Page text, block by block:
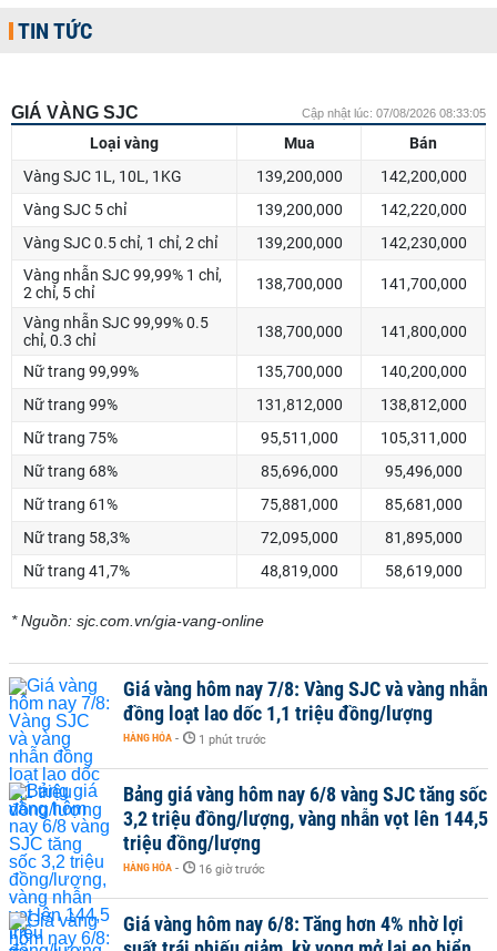
TIN TỨC
GIÁ VÀNG SJC Cập nhật lúc: 07/08/2026 08:33:05
Loại vàng Mua
Bán
Vàng SJC 1L, 10L, 1KG
139,200,000
142,200,000
Vàng SJC 5 chỉ
139,200,000
142,220,000
Vàng SJC 0.5 chỉ, 1 chỉ, 2 chỉ
139,200,000
142,230,000
Vàng nhẫn SJC 99,99% 1 chỉ,
2 chỉ, 5 chỉ
138,700,000 141,700,000
Vàng nhẫn SJC 99,99% 0.5
chỉ, 0.3 chỉ
138,700,000 141,800,000
Nữ trang 99,99% 135,700,000
140,200,000
Nữ trang 99%
131,812,000
138,812,000
Nữ trang 75%
95,511,000
105,311,000
Nữ trang 68%
85,696,000
95,496,000
Nữ trang 61%
75,881,000
85,681,000
Nữ trang 58,3%
72,095,000
81,895,000
Nữ trang 41,7%
48,819,000 58,619,000
* Nguồn: sjc.com.vn/gia-vang-online
Giá vàng hôm nay 7/8: Vàng SJC và vàng nhẫn
đồng loạt lao dốc 1,1 triệu đồng/lượng
HÀNG HÓA - 1 phút trước
Bảng giá vàng hôm nay 6/8 vàng SJC tăng sốc
3,2 triệu đồng/lượng, vàng nhẫn vọt lên 144,5
triệu đồng/lượng
HÀNG HÓA - 16 giờ trước
Giá vàng hôm nay 6/8: Tăng hơn 4% nhờ lợi